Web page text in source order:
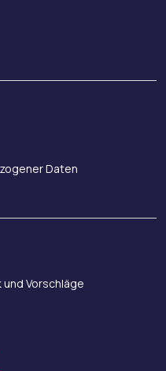
Daten
Vorschläge